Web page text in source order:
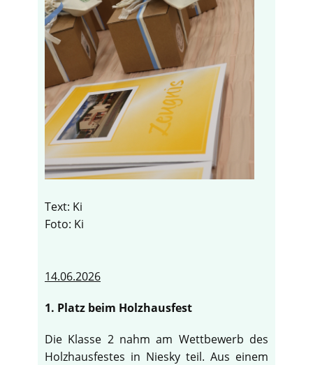
Text: Ki
Foto: Ki
14.06.2026
1. Platz beim Holzhausfest
Die Klasse 2 nahm am Wettbewerb des
Holzhausfestes in Niesky teil. Aus einem